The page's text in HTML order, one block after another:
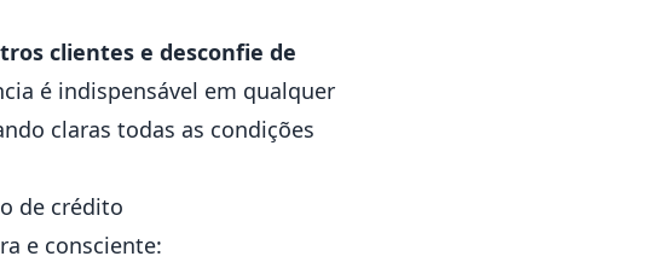
clientes e desconfie de
é indispensável em qualquer
claras todas as condições
de crédito
e consciente: